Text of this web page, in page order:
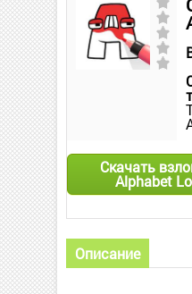
Скачать
Alphabet
Описание